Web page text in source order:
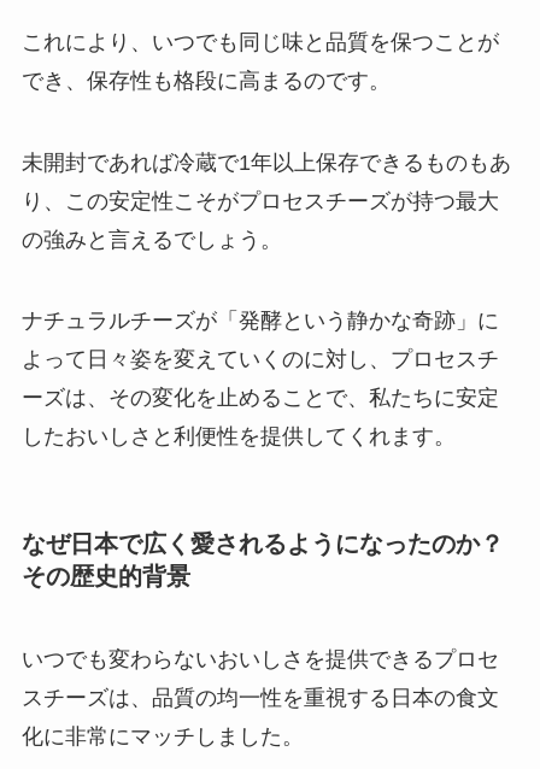
これにより、いつでも同じ味と品質を保つことが
でき、保存性も格段に高まるのです。
未開封であれば冷蔵で1年以上保存できるものもあ
り、この安定性こそがプロセスチーズが持つ最大
の強みと言えるでしょう。
ナチュラルチーズが「発酵という静かな奇跡」に
よって日々姿を変えていくのに対し、プロセスチ
ーズは、その変化を止めることで、私たちに安定
したおいしさと利便性を提供してくれます。
なぜ日本で広く愛されるようになったのか？
その歴史的背景
いつでも変わらないおいしさを提供できるプロセ
スチーズは、品質の均一性を重視する日本の食文
化に非常にマッチしました。